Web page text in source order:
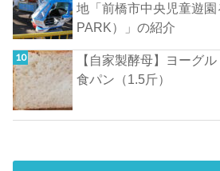
地「前橋市中央児童遊
PARK）」の紹介
【自家製酵母】ヨーグ
食パン（1.5斤）